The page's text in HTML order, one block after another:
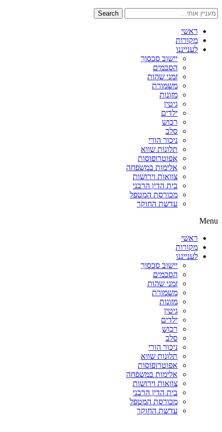
Search
ראשי
מקורות
לענייננו
יישוב סכסוך
הסכמים
זמני שהות
משמורת
מזונות
גיטין
ילדים
רכוש
סלב
ניכור הורי
תלונות שווא
אפוטרופוסות
אלימות במשפחה
צוואות וירושות
בית הדין הרבני
מכורסת המטפל
עדשת החוקר
Menu
ראשי
מקורות
לענייננו
יישוב סכסוך
הסכמים
זמני שהות
משמורת
מזונות
גיטין
ילדים
רכוש
סלב
ניכור הורי
תלונות שווא
אפוטרופוסות
אלימות במשפחה
צוואות וירושות
בית הדין הרבני
מכורסת המטפל
עדשת החוקר